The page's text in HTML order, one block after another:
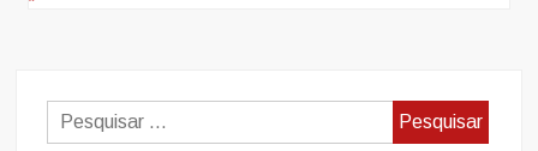
Pesquisar